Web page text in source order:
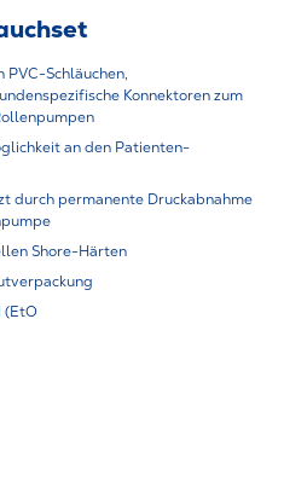
Schläuchen,
Konnektoren zum
an den Patienten-
durch permanente Druckabnahme
Shore-Härten
(EtO